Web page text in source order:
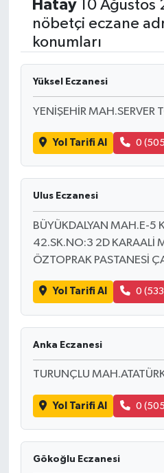
Hatay10 Ağustos
nöbetçi eczane
konumları
Yüksel Eczanesi
YENİŞEHİR MAH.SERVER
Yol Tarifi Al 0
Ulus Eczanesi
BÜYÜKDALYAN MAH.E-5
42.SK.NO:3 2D KARAALİ
ÖZTOPRAK PASTANESİ
Yol Tarifi Al 0
Anka Eczanesi
TURUNÇLU
Yol Tarifi Al 0
Gökoğlu Eczanesi
Dünya
RESMİ İLANLAR